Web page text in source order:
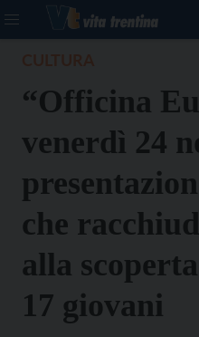
“Officina
venerdì 24
che
alla
17 giovani